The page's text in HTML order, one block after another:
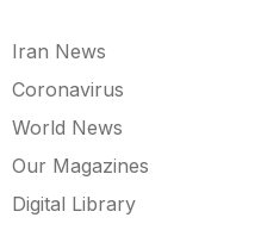
Iran News
Coronavirus
World News
Our Magazines
Digital Library